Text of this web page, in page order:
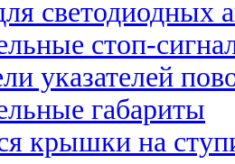
светодиодных
стоп-
указателей
габариты
крышки на